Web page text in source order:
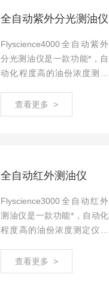
全自动紫外分光测油仪
Flyscience4000全自动紫外
分光测油仪是一款功能*，自
动化程度高的油份浓度测定
水分离、测量、清洗排废集
成于一个操作平台，有效提
查看更多 >
全自动红外测油仪
Flyscience3000全自动红外
测油仪是一款功能*，自动化
程度高的油份浓度测定仪，
离、测量、清洗排废集成于
一个操作平台，有效提高样
查看更多 >